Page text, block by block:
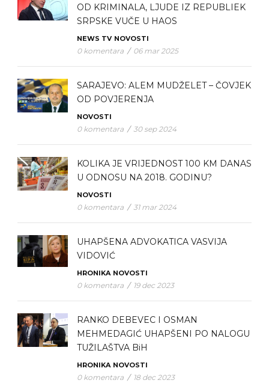
OD KRIMINALA, LJUDE IZ REPUBLIEK
SRPSKE VUČE U HAOS
NEWS TV NOVOSTI
0 komentara / 06 mar 2025
SARAJEVO: ALEM MUDŽELET – ČOVJEK
OD POVJERENJA
NOVOSTI
0 komentara / 30 sep 2024
KOLIKA JE VRIJEDNOST 100 KM DANAS
U ODNOSU NA 2018. GODINU?
NOVOSTI
0 komentara / 31 mar 2024
UHAPŠENA ADVOKATICA VASVIJA
VIDOVIĆ
HRONIKA NOVOSTI
0 komentara / 19 dec 2023
RANKO DEBEVEC I OSMAN
MEHMEDAGIĆ UHAPŠENI PO NALOGU
TUŽILAŠTVA BiH
HRONIKA NOVOSTI
0 komentara / 18 dec 2023